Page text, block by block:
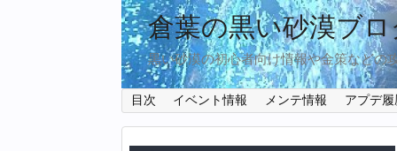
倉葉の黒い砂漠ブロ
黒い砂漠の初心者向け情報や金策などの
目次 イベント情報 メンテ情報 アプデ履